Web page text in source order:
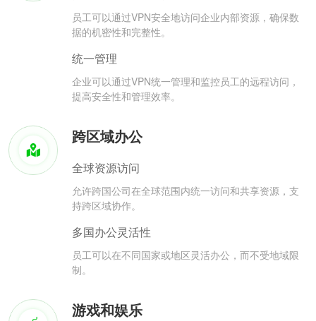
员工可以通过VPN安全地访问企业内部资源，确保数
据的机密性和完整性。
统一管理
企业可以通过VPN统一管理和监控员工的远程访问，
提高安全性和管理效率。
跨区域办公
全球资源访问
允许跨国公司在全球范围内统一访问和共享资源，支
持跨区域协作。
多国办公灵活性
员工可以在不同国家或地区灵活办公，而不受地域限
制。
游戏和娱乐